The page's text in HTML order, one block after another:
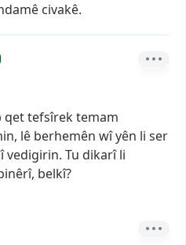
civakê.
qettefsîrektemam
lê berhemên wîyên li ser
vedigirin. Tu dikarî li
belkî?